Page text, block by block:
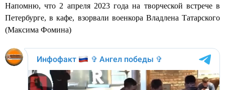
Напомню, что 2 апреля 2023 года на творческой встрече в
Петербурге, в кафе, взорвали военкора Владлена Татарского
(Максима Фомина)